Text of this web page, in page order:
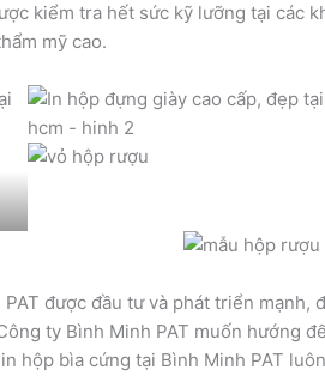
kiểm tra hết sức kỹ lưỡng tại các
mỹ cao.
được đầu tư và phát triển mạnh,
ty Bình Minh PAT muốn hướng
hộp bìa cứng tại Bình Minh PAT